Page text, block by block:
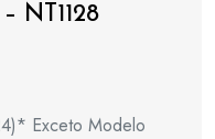
NT1128
Exceto Modelo